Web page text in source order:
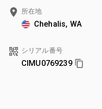
所在地
Chehalis, WA
シリアル番号
CIMU0769239